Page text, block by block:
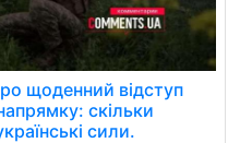
щоденний відступ
скільки
сили.